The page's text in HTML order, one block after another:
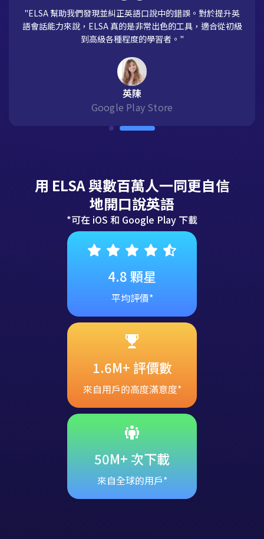
"ELSA 幫助我們發現並糾正英語口說中的錯誤。對於提升英
語會話能力來說，ELSA 真的是非常出色的工具，適合從初級
到高級各種程度的學習者。"
英陳
Google Play Store
用 ELSA 與數百萬人一同更自信
地開口說英語
*可在 iOS 和 Google Play 下載
4.8 顆星
平均評價*
1.6M+ 評價數
來自用戶的高度滿意度*
50M+ 次下載
來自全球的用戶*